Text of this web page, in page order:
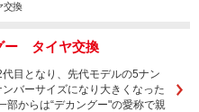
交換
ー タイヤ交換
目となり、先代モデルの5ナン
バーサイズになり大きくなった
部からは“デカングー"の愛称で親